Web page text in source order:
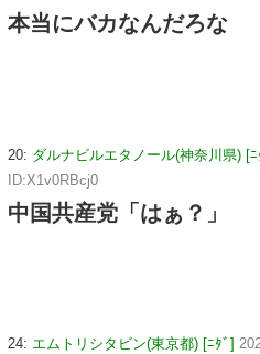
本当にバカなんだろな
20: ダルナビルエタノール(神奈川県) [ﾆ
ID:X1v0RBcj0
中国共産党「はぁ？」
24: エムトリシタビン(東京都) [ﾆﾀﾞ]